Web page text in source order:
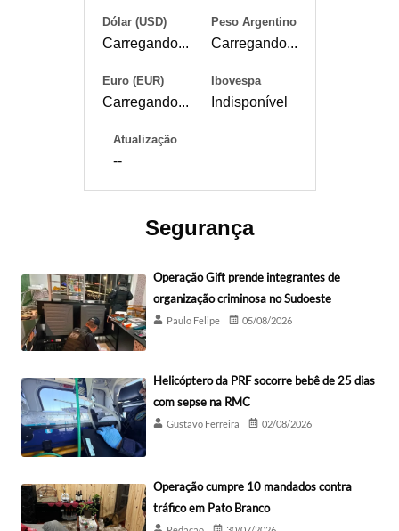
Dólar (USD)
Carregando...
Peso Argentino
Carregando...
Euro (EUR)
Carregando...
Ibovespa
Indisponível
Atualização
--
Segurança
Operação Gift prende integrantes de
organização criminosa no Sudoeste
Paulo Felipe 05/08/2026
Helicóptero da PRF socorre bebê de 25 dias
com sepse na RMC
Gustavo Ferreira 02/08/2026
Operação cumpre 10 mandados contra
tráfico em Pato Branco